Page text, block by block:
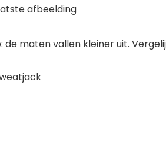
afbeelding
de maten vallen kleiner uit.